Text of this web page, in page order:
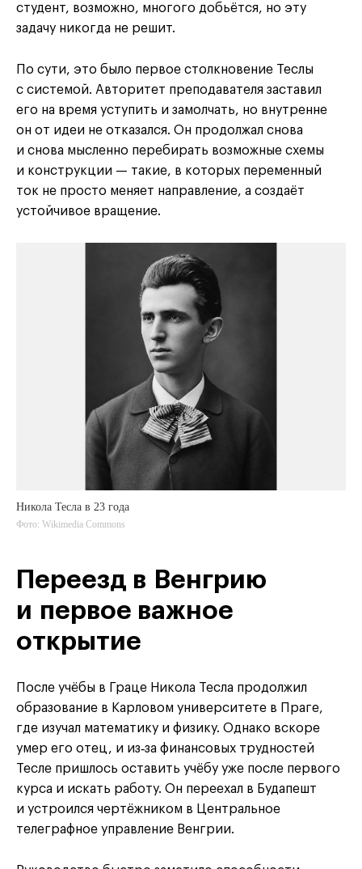
студент, возможно, многого добьётся, но эту
задачу никогда не решит.
По сути, это было первое столкновение Теслы
с системой. Авторитет преподавателя заставил
его на время уступить и замолчать, но внутренне
он от идеи не отказался. Он продолжал снова
и снова мысленно перебирать возможные схемы
и конструкции — такие, в которых переменный
ток не просто меняет направление, а создаёт
устойчивое вращение.
Никола Тесла в 23 года
Фото: Wikimedia Commons
Переезд в Венгрию
и первое важное
открытие
После учёбы в Граце Никола Тесла продолжил
образование в Карловом университете в Праге,
где изучал математику и физику. Однако вскоре
умер его отец, и из‑за финансовых трудностей
Тесле пришлось оставить учёбу уже после первого
курса и искать работу. Он переехал в Будапешт
и устроился чертёжником в Центральное
телеграфное управление Венгрии.